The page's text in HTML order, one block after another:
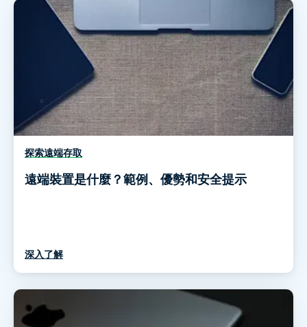
探索遠端存取
遠端裝置是什麼？範例、優勢和安全提示
深入了解